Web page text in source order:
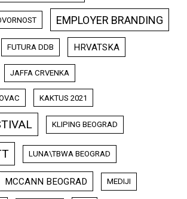
EMPLOYER BRANDING
FUTURA DDB HRVATSKA
JAFFA CRVENKA
KAKTUS 2021
KLIPING BEOGRAD
LUNA\TBWA BEOGRAD
MCCANN BEOGRAD MEDIJI